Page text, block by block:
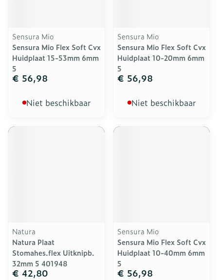
Sensura Mio
Sensura Mio Flex Soft Cvx
Huidplaat 15-53mm 6mm
5
€ 56,98
Niet beschikbaar
Sensura Mio
Sensura Mio Flex Soft Cvx
Huidplaat 10-20mm 6mm
5
€ 56,98
Niet beschikbaar
Natura
Natura Plaat
Stomahes.flex Uitknipb.
32mm 5 401948
€ 42,80
Sensura Mio
Sensura Mio Flex Soft Cvx
Huidplaat 10-40mm 6mm
5
€ 56,98